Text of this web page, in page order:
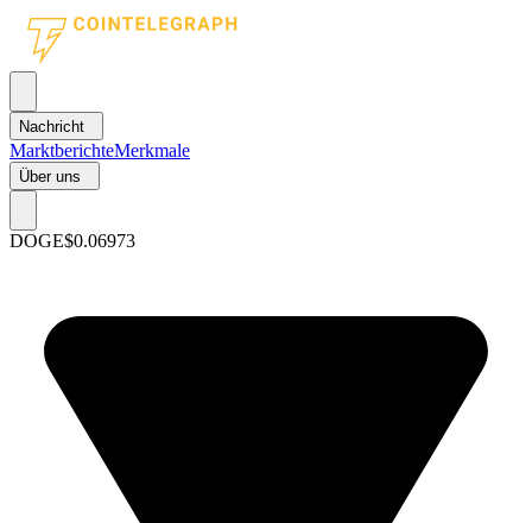
Nachricht
MarktberichteMerkmale
Über uns
DOGE$0.06973